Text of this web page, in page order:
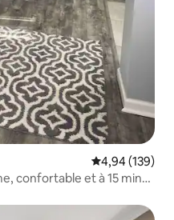
Évaluation
4,94 (139)
confortable et à 15 min